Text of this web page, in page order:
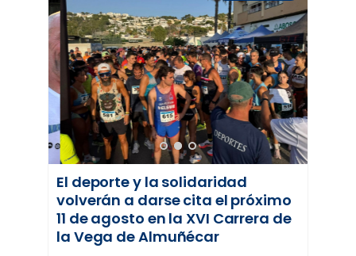
El deporte y la solidaridad
volverán a darse cita el próximo
11 de agosto en la XVI Carrera de
la Vega de Almuñécar